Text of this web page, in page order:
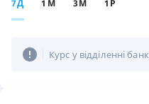
7Д 1М 3М 1Р
Курс у відділенні